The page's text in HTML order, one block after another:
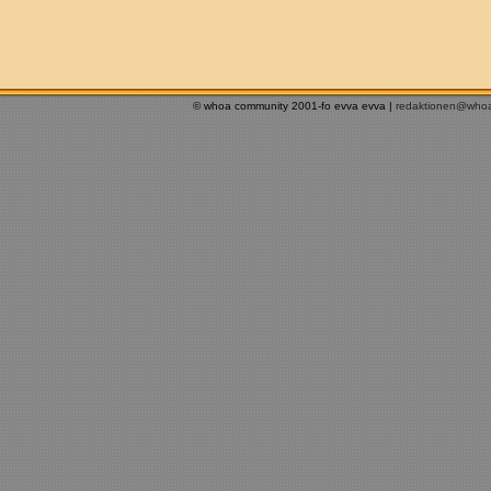
© whoa community 2001-fo evva evva |